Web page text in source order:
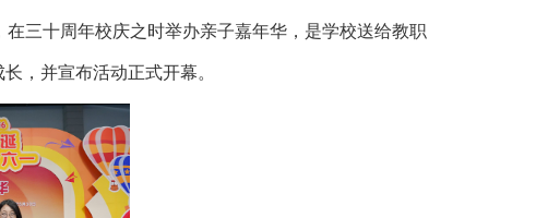
三十周年校庆之时举办亲子嘉年华，是学校送给教职
，并宣布活动正式开幕。